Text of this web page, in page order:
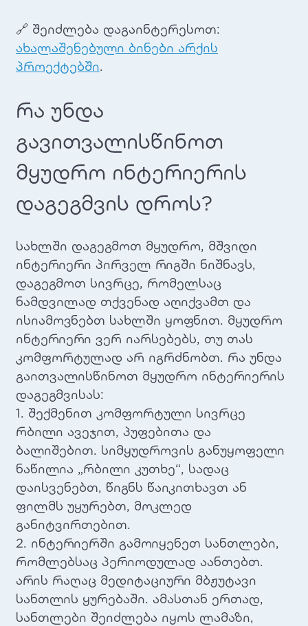
🔗 შეიძლება დაგაინტერესოთ:
ახალაშენებული ბინები არქის
პროექტებში.
რა უნდა
გავითვალისწინოთ
მყუდრო ინტერიერის
დაგეგმვის დროს?
სახლში დაგეგმოთ მყუდრო, მშვიდი
ინტერიერი პირველ რიგში ნიშნავს,
დაგეგმოთ სივრცე, რომელსაც
ნამდვილად თქვენად აღიქვამთ და
ისიამოვნებთ სახლში ყოფნით. მყუდრო
ინტერიერი ვერ იარსებებს, თუ თას
კომფორტულად არ იგრძნობთ. რა უნდა
გაითვალისწინოთ მყუდრო ინტერიერის
დაგეგმვისას:
1. შექმენით კომფორტული სივრცე
რბილი ავეჯით, პუფებითა და
ბალიშებით. სიმყუდროვის განუყოფელი
ნაწილია „რბილი კუთხე“, სადაც
დაისვენებთ, წიგნს წაიკითხავთ ან
ფილმს უყურებთ, მოკლედ
განიტვირთებით.
2. ინტერიერში გამოიყენეთ სანთლები,
რომლებსაც პერიოდულად აანთებთ.
არის რაღაც მედიტაციური მბჟუტავი
სანთლის ყურებაში. ამასთან ერთად,
სანთლები შეიძლება იყოს ლამაზი,